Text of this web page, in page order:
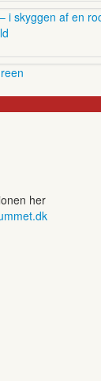
i skyggen af en
her